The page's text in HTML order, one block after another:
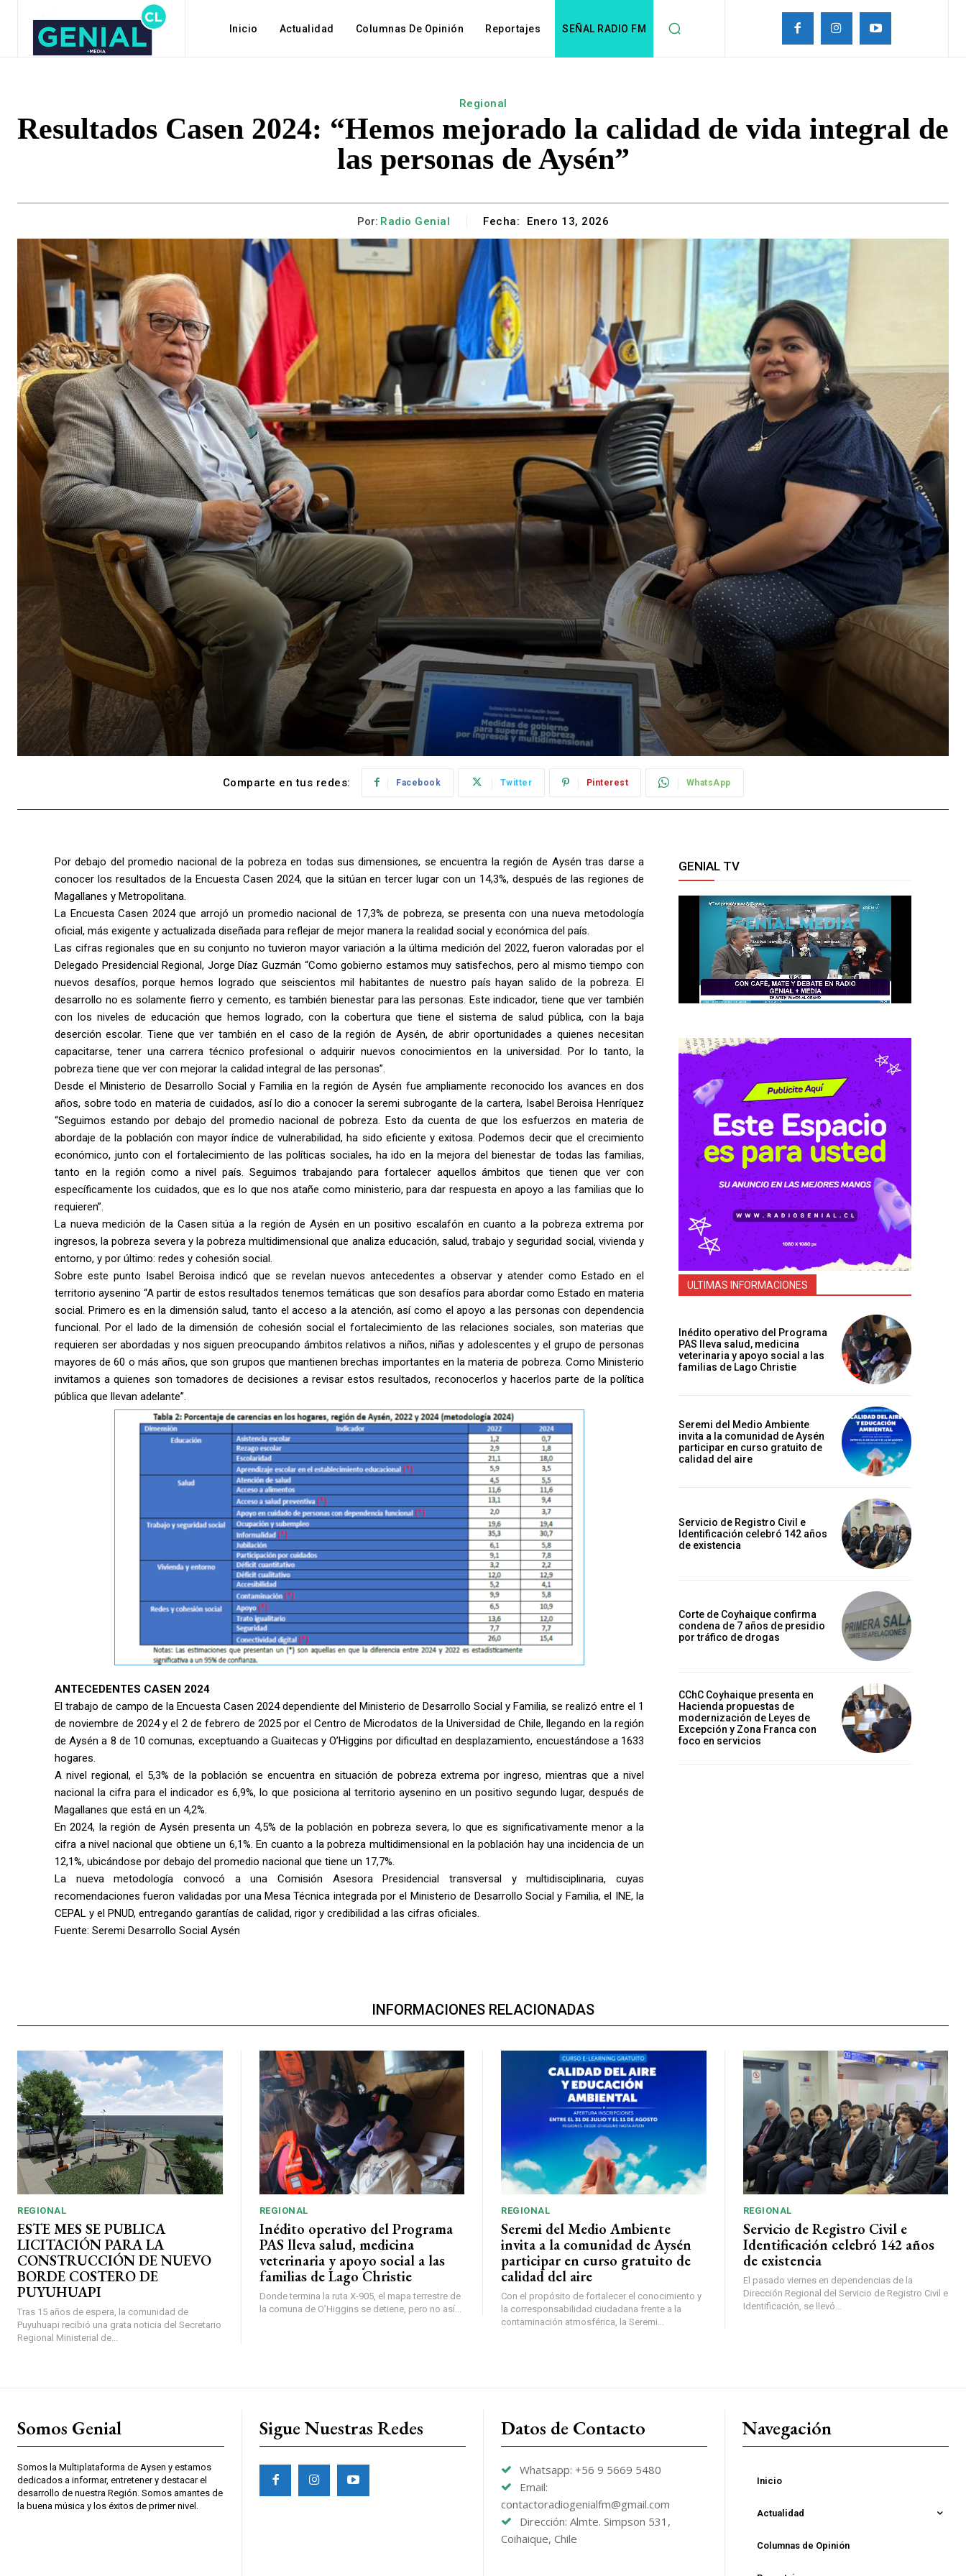
Inicio Actualidad Columnas De Opinión Reportajes SEÑAL RADIO FM
Regional
Resultados Casen 2024: “Hemos mejorado la calidad de vida integral de
las personas de Aysén”
Por: Radio Genial Fecha: Enero 13, 2026
Comparte en tus redes: Facebook Twitter Pinterest WhatsApp
Por debajo del promedio nacional de la pobreza en todas sus dimensiones, se encuentra la región de Aysén tras darse a
conocer los resultados de la Encuesta Casen 2024, que la sitúan en tercer lugar con un 14,3%, después de las regiones de
Magallanes y Metropolitana.
La Encuesta Casen 2024 que arrojó un promedio nacional de 17,3% de pobreza, se presenta con una nueva metodología
oficial, más exigente y actualizada diseñada para reflejar de mejor manera la realidad social y económica del país.
Las cifras regionales que en su conjunto no tuvieron mayor variación a la última medición del 2022, fueron valoradas por el
Delegado Presidencial Regional, Jorge Díaz Guzmán “Como gobierno estamos muy satisfechos, pero al mismo tiempo con
nuevos desafíos, porque hemos logrado que seiscientos mil habitantes de nuestro país hayan salido de la pobreza. El
desarrollo no es solamente fierro y cemento, es también bienestar para las personas. Este indicador, tiene que ver también
con los niveles de educación que hemos logrado, con la cobertura que tiene el sistema de salud pública, con la baja
deserción escolar. Tiene que ver también en el caso de la región de Aysén, de abrir oportunidades a quienes necesitan
capacitarse, tener una carrera técnico profesional o adquirir nuevos conocimientos en la universidad. Por lo tanto, la
pobreza tiene que ver con mejorar la calidad integral de las personas”.
Desde el Ministerio de Desarrollo Social y Familia en la región de Aysén fue ampliamente reconocido los avances en dos
años, sobre todo en materia de cuidados, así lo dio a conocer la seremi subrogante de la cartera, Isabel Beroisa Henríquez
“Seguimos estando por debajo del promedio nacional de pobreza. Esto da cuenta de que los esfuerzos en materia de
abordaje de la población con mayor índice de vulnerabilidad, ha sido eficiente y exitosa. Podemos decir que el crecimiento
económico, junto con el fortalecimiento de las políticas sociales, ha ido en la mejora del bienestar de todas las familias,
tanto en la región como a nivel país. Seguimos trabajando para fortalecer aquellos ámbitos que tienen que ver con
específicamente los cuidados, que es lo que nos atañe como ministerio, para dar respuesta en apoyo a las familias que lo
requieren”.
La nueva medición de la Casen sitúa a la región de Aysén en un positivo escalafón en cuanto a la pobreza extrema por
ingresos, la pobreza severa y la pobreza multidimensional que analiza educación, salud, trabajo y seguridad social, vivienda y
entorno, y por último: redes y cohesión social.
Sobre este punto Isabel Beroisa indicó que se revelan nuevos antecedentes a observar y atender como Estado en el
territorio aysenino “A partir de estos resultados tenemos temáticas que son desafíos para abordar como Estado en materia
social. Primero es en la dimensión salud, tanto el acceso a la atención, así como el apoyo a las personas con dependencia
funcional. Por el lado de la dimensión de cohesión social el fortalecimiento de las relaciones sociales, son materias que
requieren ser abordadas y nos siguen preocupando ámbitos relativos a niños, niñas y adolescentes y el grupo de personas
mayores de 60 o más años, que son grupos que mantienen brechas importantes en la materia de pobreza. Como Ministerio
invitamos a quienes son tomadores de decisiones a revisar estos resultados, reconocerlos y hacerlos parte de la política
pública que llevan adelante”.
ANTECEDENTES CASEN 2024
El trabajo de campo de la Encuesta Casen 2024 dependiente del Ministerio de Desarrollo Social y Familia, se realizó entre el 1
de noviembre de 2024 y el 2 de febrero de 2025 por el Centro de Microdatos de la Universidad de Chile, llegando en la región
de Aysén a 8 de 10 comunas, exceptuando a Guaitecas y O’Higgins por dificultad en desplazamiento, encuestándose a 1633
hogares.
A nivel regional, el 5,3% de la población se encuentra en situación de pobreza extrema por ingreso, mientras que a nivel
nacional la cifra para el indicador es 6,9%, lo que posiciona al territorio aysenino en un positivo segundo lugar, después de
Magallanes que está en un 4,2%.
En 2024, la región de Aysén presenta un 4,5% de la población en pobreza severa, lo que es significativamente menor a la
cifra a nivel nacional que obtiene un 6,1%. En cuanto a la pobreza multidimensional en la población hay una incidencia de un
12,1%, ubicándose por debajo del promedio nacional que tiene un 17,7%.
La nueva metodología convocó a una Comisión Asesora Presidencial transversal y multidisciplinaria, cuyas
recomendaciones fueron validadas por una Mesa Técnica integrada por el Ministerio de Desarrollo Social y Familia, el INE, la
CEPAL y el PNUD, entregando garantías de calidad, rigor y credibilidad a las cifras oficiales.
Fuente: Seremi Desarrollo Social Aysén
GENIAL TV
ULTIMAS INFORMACIONES
Inédito operativo del Programa
PAS lleva salud, medicina
veterinaria y apoyo social a las
familias de Lago Christie
Seremi del Medio Ambiente
invita a la comunidad de Aysén
participar en curso gratuito de
calidad del aire
Servicio de Registro Civil e
Identificación celebró 142 años
de existencia
Corte de Coyhaique confirma
condena de 7 años de presidio
por tráfico de drogas
CChC Coyhaique presenta en
Hacienda propuestas de
modernización de Leyes de
Excepción y Zona Franca con
foco en servicios
INFORMACIONES RELACIONADAS
REGIONAL
ESTE MES SE PUBLICA
LICITACIÓN PARA LA
CONSTRUCCIÓN DE NUEVO
BORDE COSTERO DE
PUYUHUAPI
Tras 15 años de espera, la comunidad de
Puyuhuapi recibió una grata noticia del Secretario
Regional Ministerial de...
REGIONAL
Inédito operativo del Programa
PAS lleva salud, medicina
veterinaria y apoyo social a las
familias de Lago Christie
Donde termina la ruta X-905, el mapa terrestre de
la comuna de O’Higgins se detiene, pero no así...
REGIONAL
Seremi del Medio Ambiente
invita a la comunidad de Aysén
participar en curso gratuito de
calidad del aire
Con el propósito de fortalecer el conocimiento y
la corresponsabilidad ciudadana frente a la
contaminación atmosférica, la Seremi...
REGIONAL
Servicio de Registro Civil e
Identificación celebró 142 años
de existencia
El pasado viernes en dependencias de la
Dirección Regional del Servicio de Registro Civil e
Identificación, se llevó...
Somos Genial
Somos la Multiplataforma de Aysen y estamos
dedicados a informar, entretener y destacar el
desarrollo de nuestra Región. Somos amantes de
la buena música y los éxitos de primer nivel.
Sigue Nuestras Redes Datos de Contacto
Whatsapp: +56 9 5669 5480
Email:
contactoradiogenialfm@gmail.com
Dirección: Almte. Simpson 531,
Coihaique, Chile
Navegación
Inicio
Actualidad
Columnas de Opinión